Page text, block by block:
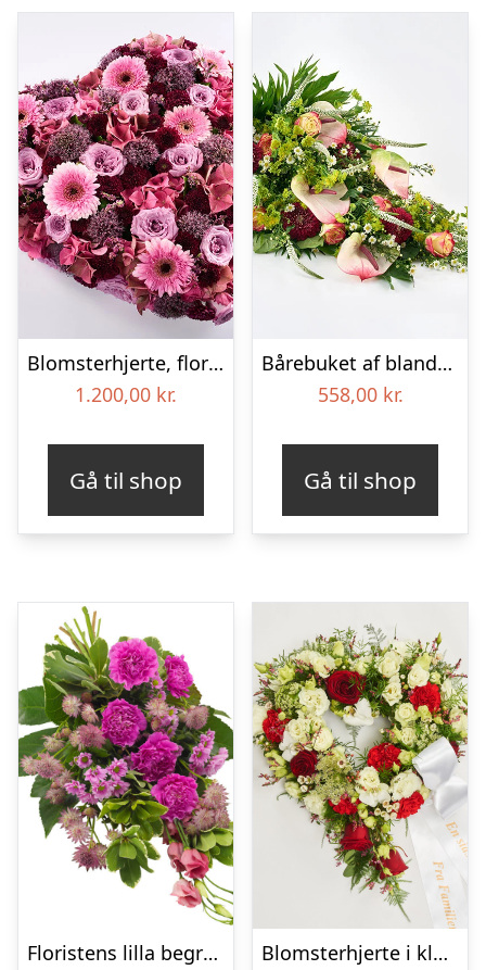
Blomsterhjerte, floristens valg – Blomster til begravelse
1.200,00 kr.
Gå til shop
Bårebuket af blandede blomster – Blomster til begravelse
558,00 kr.
Gå til shop
Floristens lilla begravelses­buket
Blomsterhjerte i klassisk stil med bånd